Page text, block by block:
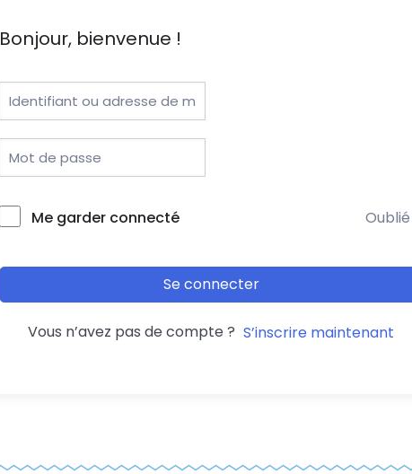
Bonjour, bienvenue !
Me garder connecté
Se connecter
Vous n’avez pas de compte ? S’inscrire maintenant